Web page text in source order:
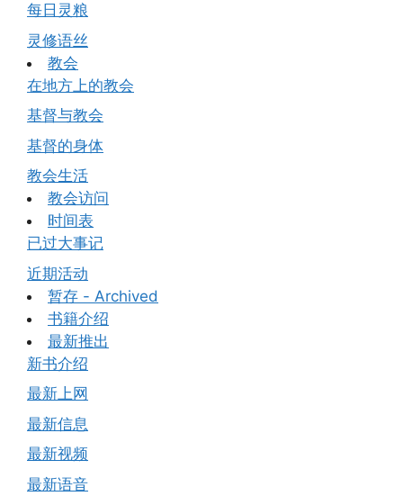
每日灵粮
灵修语丝
教会
在地方上的教会
基督与教会
基督的身体
教会生活
教会访问
时间表
已过大事记
近期活动
暂存 - Archived
书籍介绍
最新推出
新书介绍
最新上网
最新信息
最新视频
最新语音